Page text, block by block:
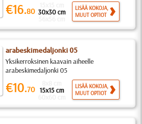
€16.80 30x30 cm
LISÄÄ KOKOJA,
MUUT OPTIOT
arabeskimedaljonki 05
Yksikerroksinen kaavain aiheelle
arabeskimedaljonki 05
€10.70 15x15 cm
LISÄÄ KOKOJA,
MUUT OPTIOT